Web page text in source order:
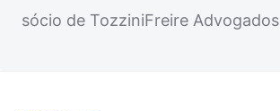
sócio de TozziniFreire Advogados